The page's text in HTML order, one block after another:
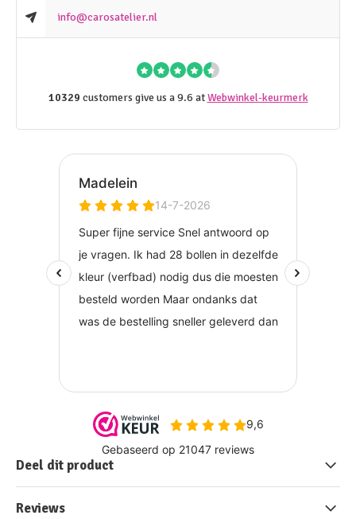
info@carosatelier.nl
10329 customers give us a 9.6 atWebwinkel-keurmerk
Deel dit product
Reviews